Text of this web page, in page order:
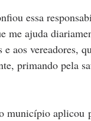
essa
me ajuda
aos vereadores,
primando pela
município aplicou